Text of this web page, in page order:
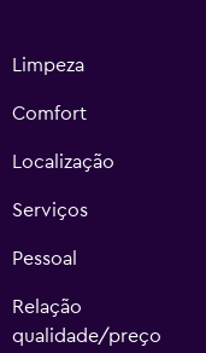
Limpeza
Comfort
Localização
Serviços
Pessoal
Relação
qualidade/preço